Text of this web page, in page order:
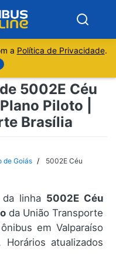
a Política de Privacidade.
5002E Céu
Piloto |
Brasília
de Goiás
5002E Céu
linha 5002E Céu
da União Transporte
em Valparaíso
atualizados